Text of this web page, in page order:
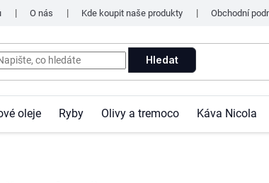
O nás Kde koupit naše produkty Obchodní
Hledat
oleje Ryby Olivy a tremoco Káva Nicola